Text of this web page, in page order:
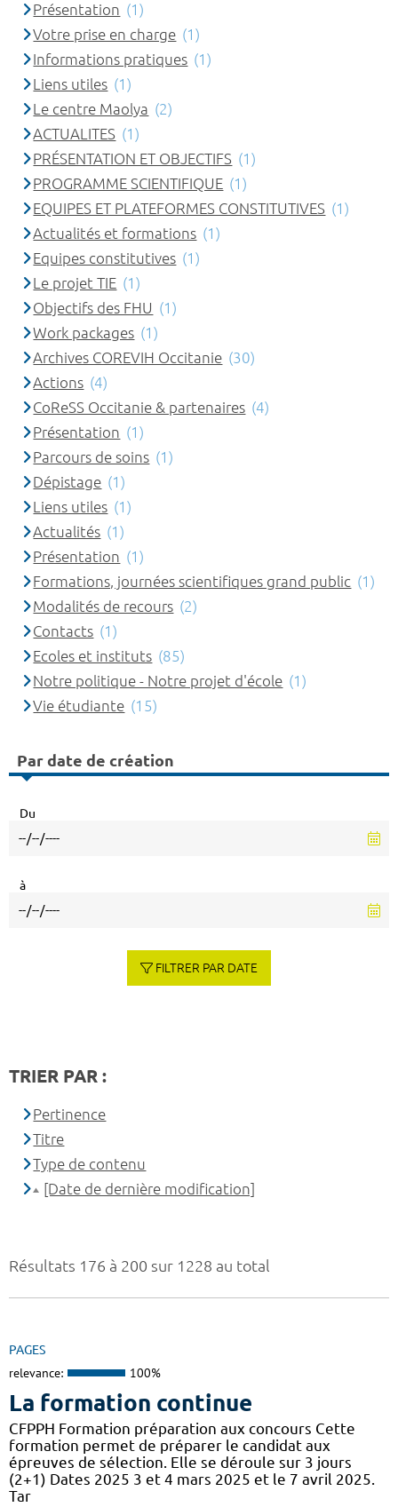
Résultats 176 à 200 sur 1228 au total
PAGES
relevance: 100%
La formation continue
CFPPH Formation préparation aux concours Cette
formation permet de préparer le candidat aux
épreuves de sélection. Elle se déroule sur 3 jours
(2+1) Dates 2025 3 et 4 mars 2025 et le 7 avril 2025.
Tar
Présentation (1)
Votre prise en charge (1)
Informations pratiques (1)
Liens utiles (1)
Le centre Maolya (2)
ACTUALITES (1)
PRÉSENTATION ET OBJECTIFS (1)
PROGRAMME SCIENTIFIQUE (1)
EQUIPES ET PLATEFORMES CONSTITUTIVES (1)
Actualités et formations (1)
Equipes constitutives (1)
Le projet TIE (1)
Objectifs des FHU (1)
Work packages (1)
Archives COREVIH Occitanie (30)
Actions (4)
CoReSS Occitanie & partenaires (4)
Présentation (1)
Parcours de soins (1)
Dépistage (1)
Liens utiles (1)
Actualités (1)
Présentation (1)
Formations, journées scientifiques grand public (1)
Modalités de recours (2)
Contacts (1)
Ecoles et instituts (85)
Notre politique - Notre projet d'école (1)
Vie étudiante (15)
Par date de création
Du
à
FILTRER PAR DATE
TRIER PAR :
Pertinence
Titre
Type de contenu
[Date de dernière modification]